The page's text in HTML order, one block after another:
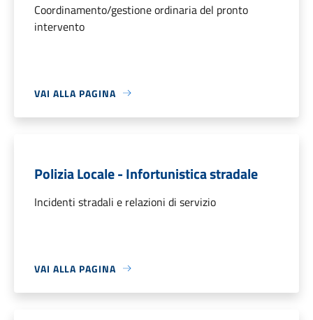
Coordinamento/gestione ordinaria del pronto
intervento
VAI ALLA PAGINA
Polizia Locale - Infortunistica stradale
Incidenti stradali e relazioni di servizio
VAI ALLA PAGINA